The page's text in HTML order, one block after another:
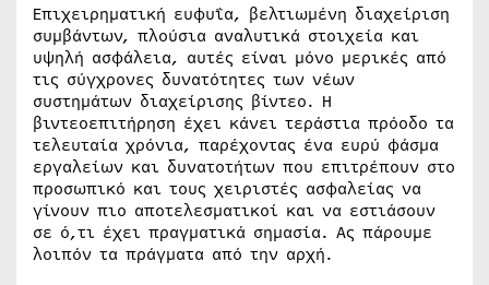
Επιχειρηματική ευφυΐα, βελτιωμένη διαχείριση
συμβάντων, πλούσια αναλυτικά στοιχεία και
υψηλή ασφάλεια, αυτές είναι μόνο μερικές από
τις σύγχρονες δυνατότητες των νέων
συστημάτων διαχείρισης βίντεο. Η
βιντεοεπιτήρηση έχει κάνει τεράστια πρόοδο τα
τελευταία χρόνια, παρέχοντας ένα ευρύ φάσμα
εργαλείων και δυνατοτήτων που επιτρέπουν στο
προσωπικό και τους χειριστές ασφαλείας να
γίνουν πιο αποτελεσματικοί και να εστιάσουν
σε ό,τι έχει πραγματικά σημασία. Ας πάρουμε
λοιπόν τα πράγματα από την αρχή.